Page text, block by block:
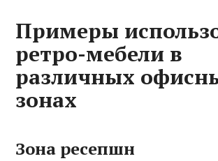
Примеры
ретро-мебели в
различных
зонах
Зона ресепшн